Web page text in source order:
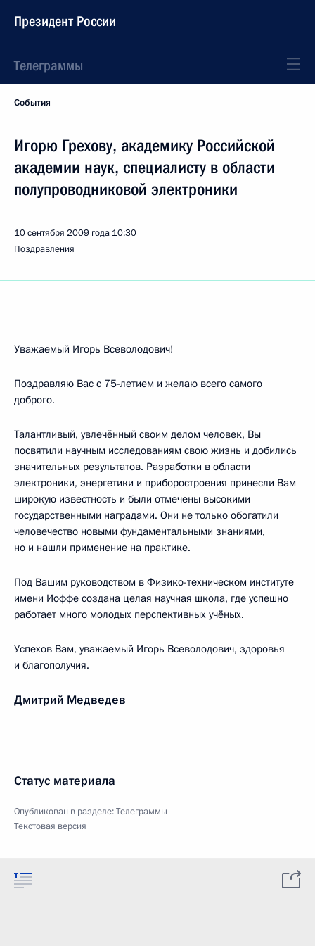
Президент России
Телеграммы
События
Игорю Грехову, академику Российской
академии наук, специалисту в области
полупроводниковой электроники
10 сентября 2009 года 10:30
Поздравления
Уважаемый Игорь Всеволодович!
Поздравляю Вас с 75-летием и желаю всего самого
доброго.
Талантливый, увлечённый своим делом человек, Вы
посвятили научным исследованиям свою жизнь и добились
значительных результатов. Разработки в области
электроники, энергетики и приборостроения принесли Вам
широкую известность и были отмечены высокими
государственными наградами. Они не только обогатили
человечество новыми фундаментальными знаниями,
но и нашли применение на практике.
Под Вашим руководством в Физико-техническом институте
имени Иоффе создана целая научная школа, где успешно
работает много молодых перспективных учёных.
Успехов Вам, уважаемый Игорь Всеволодович, здоровья
и благополучия.
Дмитрий Медведев
Статус материала
Опубликован в разделе:Телеграммы
Текстовая версия